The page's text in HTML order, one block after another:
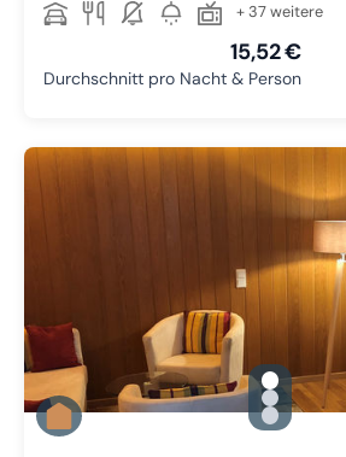
+ 37 weitere
15,52 €
Durchschnitt pro Nacht & Person
Zu Slide 1
Zu Slide
Zu Slide